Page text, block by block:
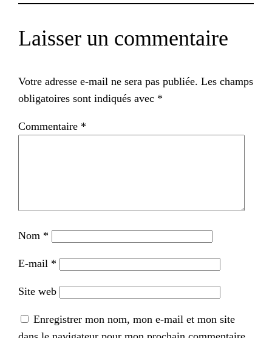
Laisser un commentaire
Votre adresse e-mail ne sera pas publiée. Les champs
obligatoires sont indiqués avec *
Commentaire *
Nom *
E-mail *
Site web
Enregistrer mon nom, mon e-mail et mon site